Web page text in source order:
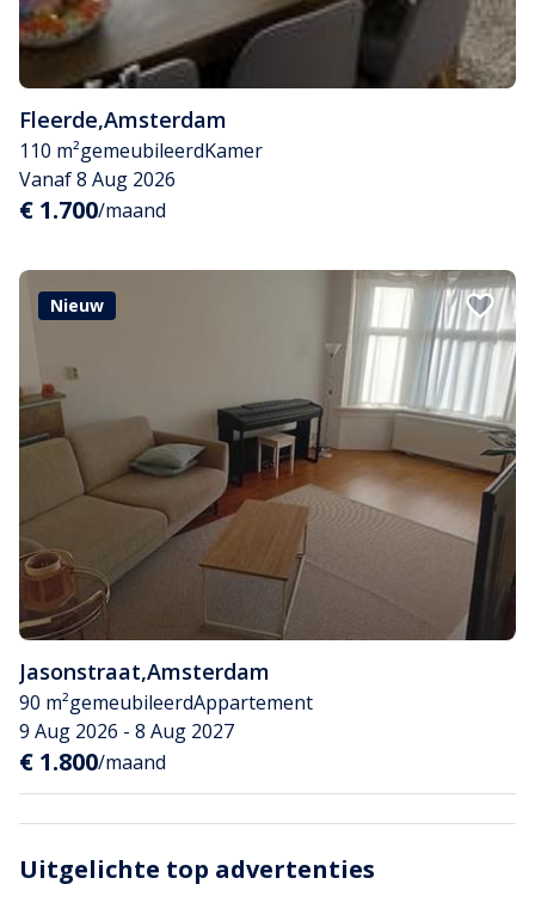
Fleerde,Amsterdam
110 m²gemeubileerdKamer
Vanaf 8 Aug 2026
€ 1.700/maand
Nieuw
Jasonstraat,Amsterdam
90 m²gemeubileerdAppartement
9 Aug 2026 - 8 Aug 2027
€ 1.800/maand
Uitgelichte top advertenties